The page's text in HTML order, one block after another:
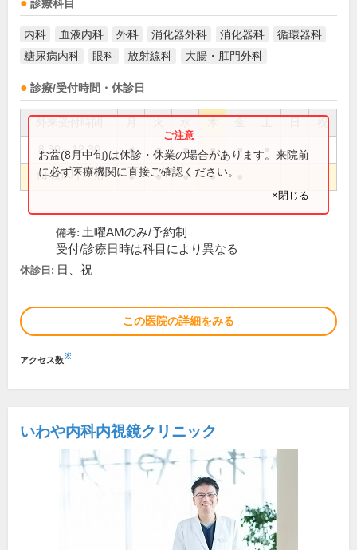
診療科目
内科 血液内科 外科 消化器外科 消化器科
循環器科
糖尿病内科
眼科 放射線科 大腸・肛門外科
診療/受付時間・休診日
祝
8:30～12:30 ● ● ● ● ●
14:00～17:30 ● ● ● ●
お盆(8月中旬)は休診・休業の場合があります。来院前
に必ず医療機関に直接ご確認ください。
×閉じる
備考: 土曜AMのみ/予約制
受付/診療日時は科目により異なる
休診日: 日、祝
この医院の詳細をみる
アクセス数※
いわや内科内視鏡クリニック